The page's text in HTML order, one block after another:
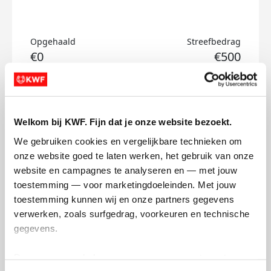
Welkom bij KWF. Fijn dat je onze website bezoekt.
We gebruiken cookies en vergelijkbare technieken om
onze website goed te laten werken, het gebruik van onze
website en campagnes te analyseren en — met jouw
toestemming — voor marketingdoeleinden. Met jouw
toestemming kunnen wij en onze partners gegevens
verwerken, zoals surfgedrag, voorkeuren en technische
gegevens.
Opgehaald
€0
Streefbedrag
€500
Mart's badges